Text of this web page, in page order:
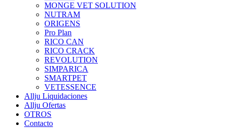
MONGE VET SOLUTION
NUTRAM
ORIGENS
Pro Plan
RICO CAN
RICO CRACK
REVOLUTION
SIMPARICA
SMARTPET
VETESSENCE
Allju Liquidaciones
Allju Ofertas
OTROS
Contacto